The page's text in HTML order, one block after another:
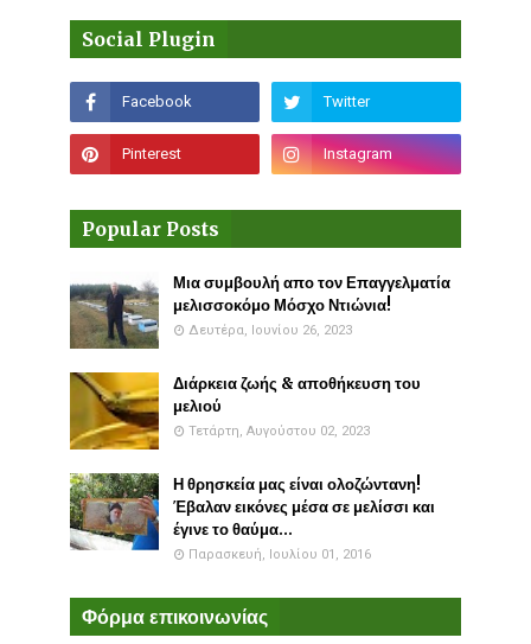
Social Plugin
Popular Posts
Μια συμβουλή απο τον Επαγγελματία
μελισσοκόμο Μόσχο Ντιώνια!
Δευτέρα, Ιουνίου 26, 2023
Διάρκεια ζωής & αποθήκευση του
μελιού
Τετάρτη, Αυγούστου 02, 2023
Η θρησκεία μας είναι ολοζώντανη!
Έβαλαν εικόνες μέσα σε μελίσσι και
έγινε το θαύμα...
Παρασκευή, Ιουλίου 01, 2016
Φόρμα επικοινωνίας